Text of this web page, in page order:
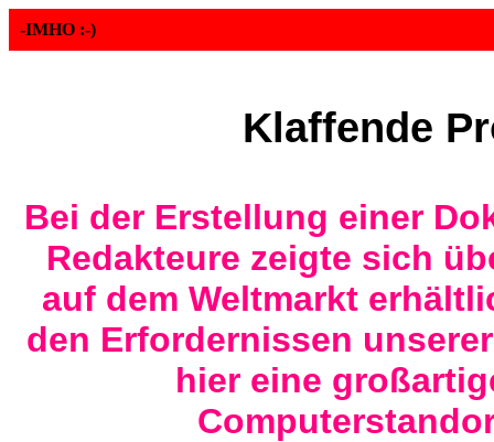
-IMHO :-)
Klaffende
Bei der Erstellung einer
Redakteure zeigte sich
auf dem Weltmarkt
den Erfordernissen
hier eine